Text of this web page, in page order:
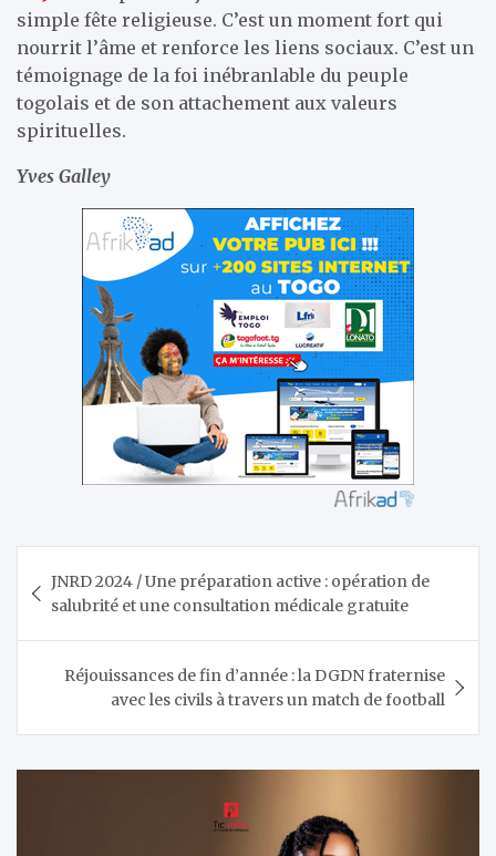
simple fête religieuse. C’est un moment fort qui
nourrit l’âme et renforce les liens sociaux. C’est un
témoignage de la foi inébranlable du peuple
togolais et de son attachement aux valeurs
spirituelles.
Yves Galley
de
l’article
JNRD 2024 / Une préparation active : opération de
salubrité et une consultation médicale gratuite
Réjouissances de fin d’année : la DGDN fraternise
avec les civils à travers un match de football